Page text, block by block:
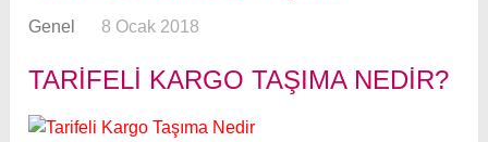
Genel 8 Ocak 2018
TARIFELI KARGO TAŞIMA NEDIR?